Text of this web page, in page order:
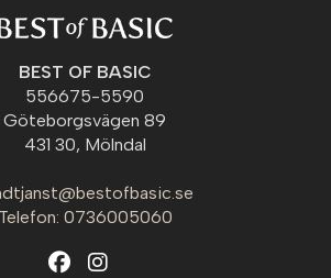
BEST OF BASIC
556675-5590
Göteborgsvägen 89
431 30, Mölndal
Telefon: 0736005060